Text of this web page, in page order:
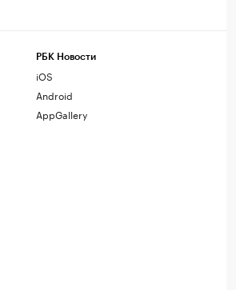
РБК Новости
iOS
Android
AppGallery